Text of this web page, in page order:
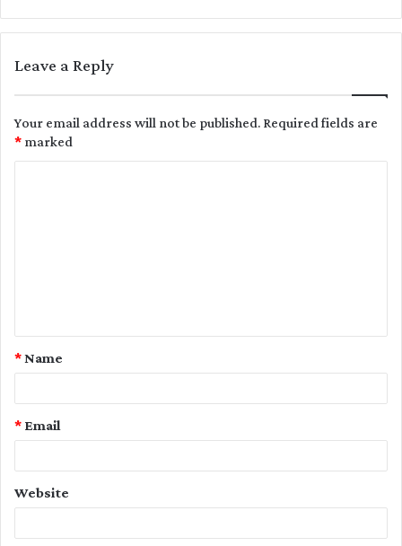
Leave a Reply
Your email address will not be published.Required fields are
marked
*
t
Name
*
Email
*
Website